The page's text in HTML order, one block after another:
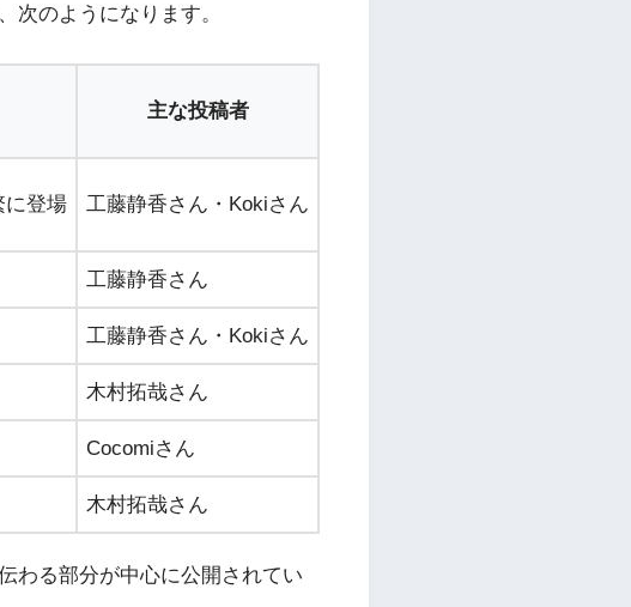
次のようになります。
主な投稿者
に登場 工藤静香さん・Kokiさん
工藤静香さん
工藤静香さん・Kokiさん
木村拓哉さん
Cocomiさん
木村拓哉さん
わる部分が中心に公開されてい